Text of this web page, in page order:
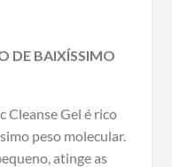
DE BAIXÍSSIMO
Cleanse Gel é rico
peso molecular.
atinge as